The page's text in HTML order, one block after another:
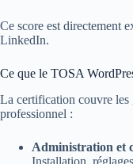
Ce score est directement
LinkedIn.
Ce que le TOSA
La certification couvre les
professionnel :
Administration et
Installation,